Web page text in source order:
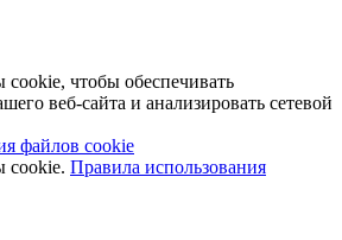
чтобы обеспечивать
веб-сайта и анализировать сетевой
файлов cookie
cookie. Правила использования